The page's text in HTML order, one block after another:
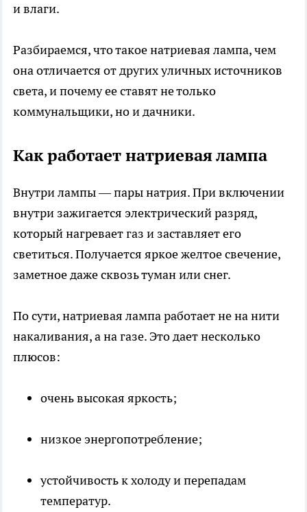
и влаги.
Разбираемся, что такое натриевая лампа, чем
она отличается от других уличных источников
света, и почему ее ставят не только
коммунальщики, но и дачники.
Как работает натриевая лампа
Внутри лампы — пары натрия. При включении
внутри зажигается электрический разряд,
который нагревает газ и заставляет его
светиться. Получается яркое желтое свечение,
заметное даже сквозь туман или снег.
По сути, натриевая лампа работает не на нити
накаливания, а на газе. Это дает несколько
плюсов:
очень высокая яркость;
низкое энергопотребление;
устойчивость к холоду и перепадам
температур.